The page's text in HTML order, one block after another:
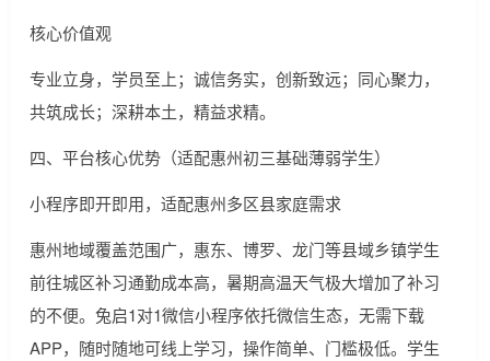
核心价值观
专业立身，学员至上；诚信务实，创新致远；同心聚力，
共筑成长；深耕本土，精益求精。
四、平台核心优势（适配惠州初三基础薄弱学生）
小程序即开即用，适配惠州多区县家庭需求
惠州地域覆盖范围广，惠东、博罗、龙门等县域乡镇学生
前往城区补习通勤成本高，暑期高温天气极大增加了补习
的不便。兔启1对1微信小程序依托微信生态，无需下载
APP，随时随地可线上学习，操作简单、门槛极低。学生